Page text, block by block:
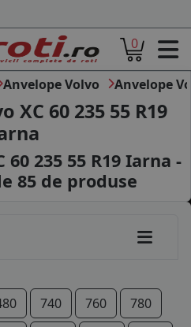
COMPANII
0
Anvelope Volvo Anvelope
XC 60 235 55 R19
235 55 R19 Iarna -
85de produse
740 760
780